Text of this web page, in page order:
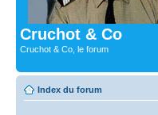
Cruchot & Co
Cruchot & Co, le forum
Index du forum